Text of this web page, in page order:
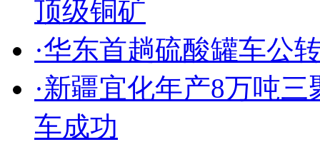
顶级铜矿
·华东首趟硫酸罐车公
·新疆宜化年产8万吨
车成功